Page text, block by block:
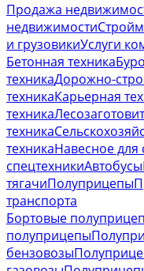
Продажа
недвижимости
и грузовикиУслуги
Бетонная техника
техникаДорожно-
техникаКарьерная
техника
техника
техникаНавесное для
спецтехникиАвтобусы
тягачиПолуприцепы
транспорта
Бортовые
полуприцепы
бензовозы